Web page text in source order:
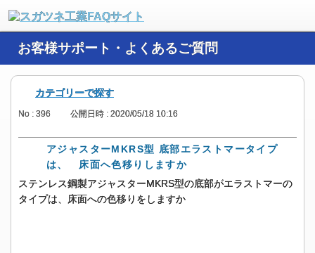
お客様サポート・よくあるご質問
カテゴリーで探す
No : 396 公開日時 : 2020/05/18 10:16
アジャスターMKRS型 底部エラストマータイプ
は、 床面へ色移りしますか
ステンレス鋼製アジャスターMKRS型の底部がエラストマーの
タイプは、床面への色移りをしますか